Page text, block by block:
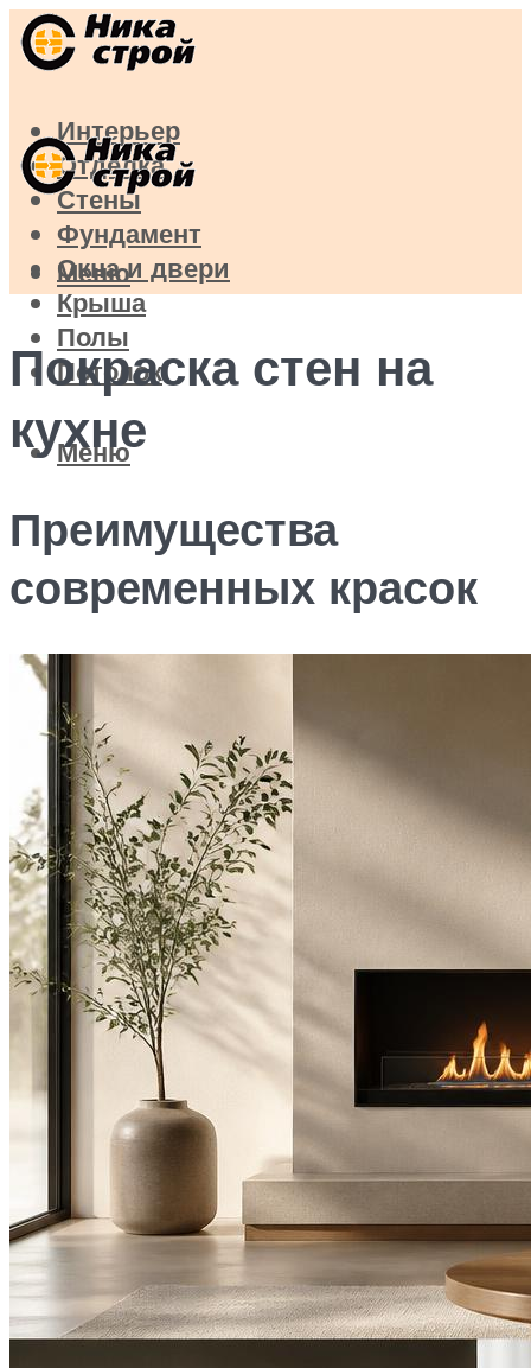
Интерьер
Отделка
Стены
Фундамент
Окна и двери
Крыша
Полы
Потолок
Меню
Меню
Покраска стен на
кухне
Преимущества
современных красок